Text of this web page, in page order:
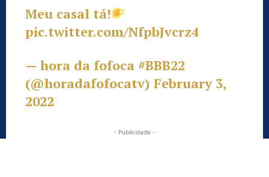
Meu casal tá!
pic.twitter.com/NfpbJvcrz4
— hora da fofoca #BBB22
(@horadafofocatv) February 3,
2022
- Publicidade -